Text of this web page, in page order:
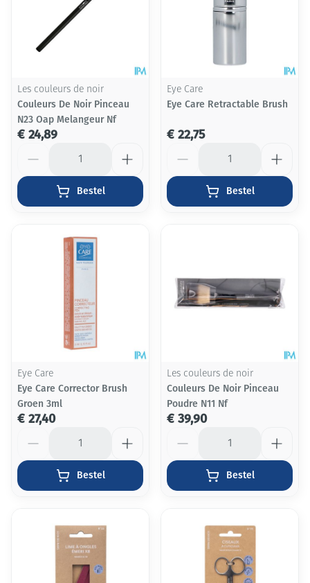
Les couleurs de noir
Couleurs De Noir Pinceau
N23 Oap Melangeur Nf
€ 24,89
Bestel
Eye Care
Eye Care Retractable Brush
€ 22,75
Bestel
Eye Care
Eye Care Corrector Brush
Groen 3ml
€ 27,40
Bestel
Les couleurs de noir
Couleurs De Noir Pinceau
Poudre N11 Nf
€ 39,90
Bestel